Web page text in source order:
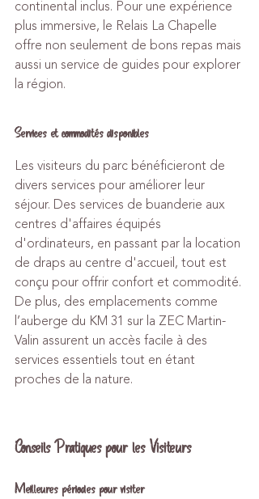
continental inclus. Pour une expérience
plus immersive, le Relais La Chapelle
offre non seulement de bons repas mais
aussi un service de guides pour explorer
la région.
Services et commodités disponibles
Les visiteurs du parc bénéficieront de
divers services pour améliorer leur
séjour. Des services de buanderie aux
centres d'affaires équipés
d'ordinateurs, en passant par la location
de draps au centre d'accueil, tout est
conçu pour offrir confort et commodité.
De plus, des emplacements comme
l’auberge du KM 31 sur la ZEC Martin-
Valin assurent un accès facile à des
services essentiels tout en étant
proches de la nature.
Conseils Pratiques pour les Visiteurs
Meilleures périodes pour visiter